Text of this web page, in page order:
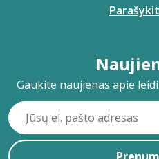
Gaukite naujienas apie